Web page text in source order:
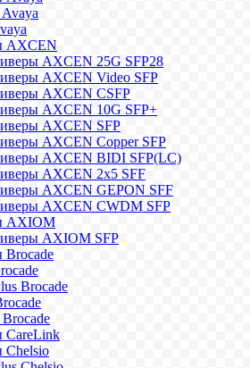
AXCEN
AXCEN 25G SFP28
AXCEN Video SFP
AXCEN CSFP
AXCEN 10G SFP+
AXCEN SFP
AXCEN Copper SFP
AXCEN BIDI SFP(LC)
AXCEN 2x5 SFF
AXCEN GEPON SFF
AXCEN CWDM SFP
AXIOM
AXIOM SFP
Brocade
Brocade
CareLink
Chelsio